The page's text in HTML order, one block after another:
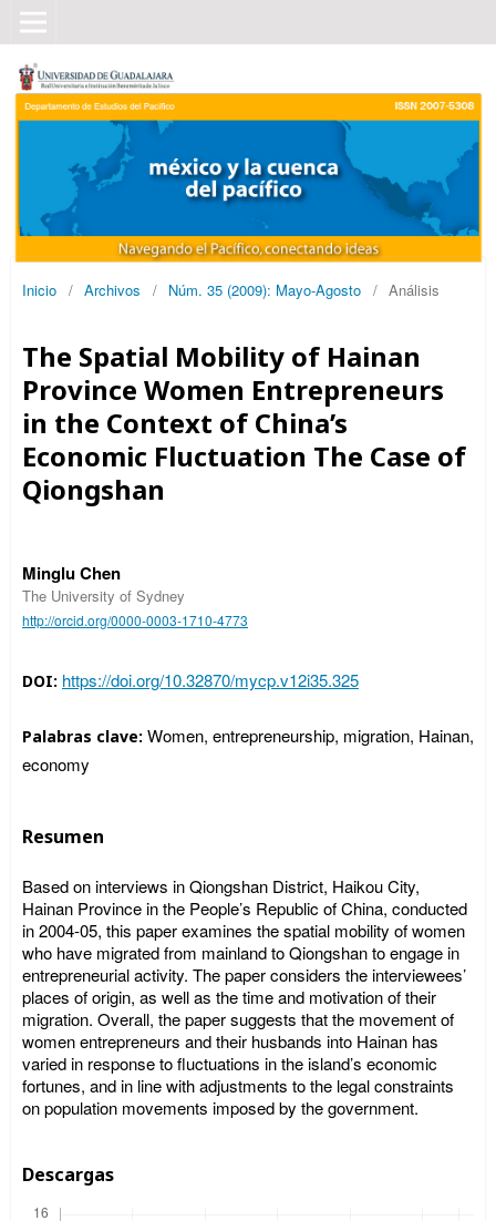
Inicio / Archivos / Núm. 35 (2009): Mayo-Agosto / Análisis
The Spatial Mobility of Hainan
Province Women Entrepreneurs
in the Context of China’s
Economic Fluctuation The Case of
Qiongshan
Minglu Chen
The University of Sydney
http://orcid.org/0000-0003-1710-4773
DOI: https://doi.org/10.32870/mycp.v12i35.325
Palabras clave: Women, entrepreneurship, migration, Hainan,
economy
Resumen
Based on interviews in Qiongshan District, Haikou City,
Hainan Province in the People’s Republic of China, conducted
in 2004-05, this paper examines the spatial mobility of women
who have migrated from mainland to Qiongshan to engage in
entrepreneurial activity. The paper considers the interviewees’
places of origin, as well as the time and motivation of their
migration. Overall, the paper suggests that the movement of
women entrepreneurs and their husbands into Hainan has
varied in response to fluctuations in the island’s economic
fortunes, and in line with adjustments to the legal constraints
on population movements imposed by the government.
Descargas